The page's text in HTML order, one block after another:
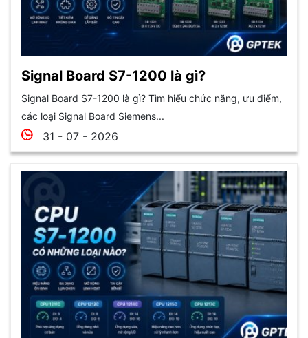
Signal Board S7-1200 là gì?
Signal Board S7-1200 là gì? Tìm hiểu chức năng, ưu điểm,
các loại Signal Board Siemens...
31 - 07 - 2026